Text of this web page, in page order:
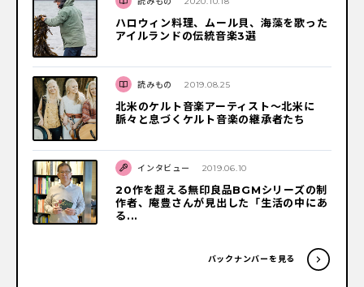
ハロウィン料理、ムール貝、海藻を歌った
アイルランドの伝統音楽3選
読みもの 2019.08.25
北米のケルト音楽アーティスト～北米に
脈々と息づくケルト音楽の継承者たち
インタビュー 2019.06.10
20作を超える無印良品BGMシリーズの制
作者、庵豊さんが見出した「生活の中にあ
る...
バックナンバーを見る